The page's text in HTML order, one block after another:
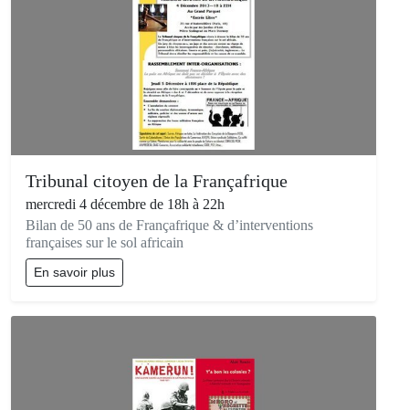
Tribunal citoyen de la Françafrique
mercredi 4 décembre de 18h à 22h
Bilan de 50 ans de Françafrique & d’interventions
françaises sur le sol africain
En savoir plus